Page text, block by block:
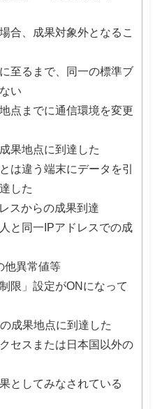
合、成果対象外となるこ
至るまで、同一の標準ブ
い
点までに通信環境を変更
果地点に到達した
は違う端末にデータを引
した
スからの成果到達
と同一IPアドレスでの成
他異常値等
限」設定がONになって
成果地点に到達した
セスまたは日本国以外の
としてみなされている